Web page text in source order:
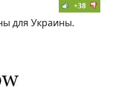
+38
для Украины.